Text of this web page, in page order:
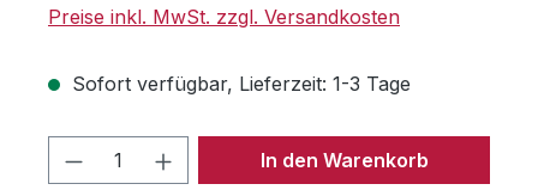
Preise inkl. MwSt. zzgl. Versandkosten
Sofort verfügbar, Lieferzeit: 1-3 Tage
Produkt Anzahl: Gib den
In den Warenkorb